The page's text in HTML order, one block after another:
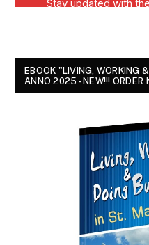
EBOOK "LIVING, WORKING
ANNO 2025 - NEW!!! ORDER